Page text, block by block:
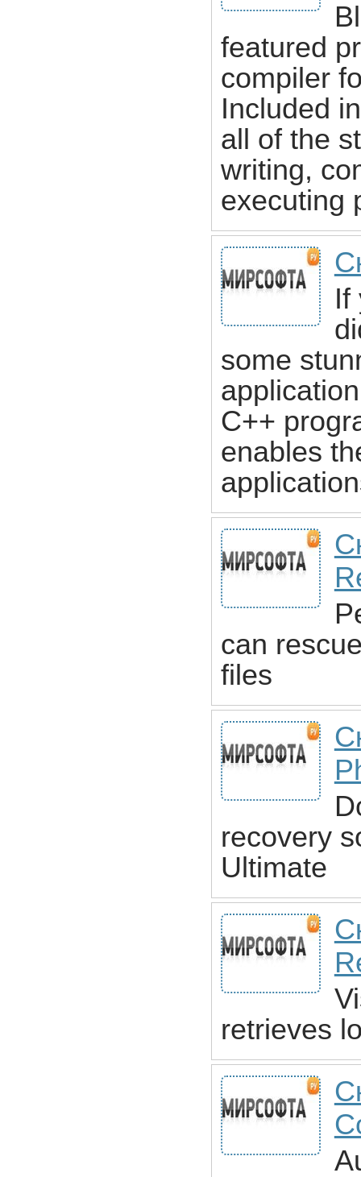
featured
compiler
Included
all of the
writing,
executing
If
some
C++
enables
can
files
recovery
Ultimate
retrieves